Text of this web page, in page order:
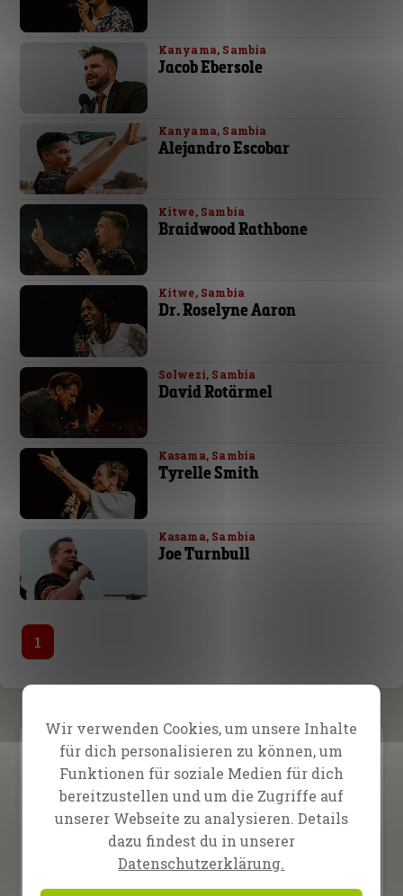
Kanyama, Sambia
Jacob Ebersole
Kanyama, Sambia
Alejandro Escobar
Kitwe, Sambia
Braidwood Rathbone
Kitwe, Sambia
Dr. Roselyne Aaron
Solwezi, Sambia
David Rotärmel
Kasama, Sambia
Tyrelle Smith
Kasama, Sambia
Joe Turnbull
1
Sambia
Wir verwenden Cookies, um unsere Inhalte
für dich personalisieren zu können, um
Funktionen für soziale Medien für dich
bereitzustellen und um die Zugriffe auf
unserer Webseite zu analysieren. Details
dazu findest du in unserer
Datenschutzerklärung.